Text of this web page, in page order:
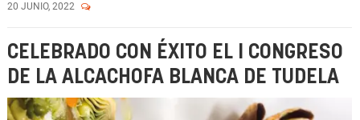
20 JUNIO, 2022
CELEBRADO CON ÉXITO EL I CONGRESO
DE LA ALCACHOFA BLANCA DE TUDELA